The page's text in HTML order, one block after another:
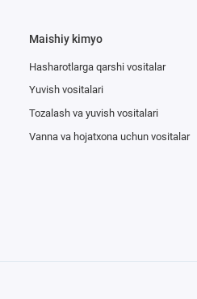
Maishiy kimyo
Hasharotlarga qarshi vositalar
Yuvish vositalari
Tozalash va yuvish vositalari
Vanna va hojatxona uchun vositalar